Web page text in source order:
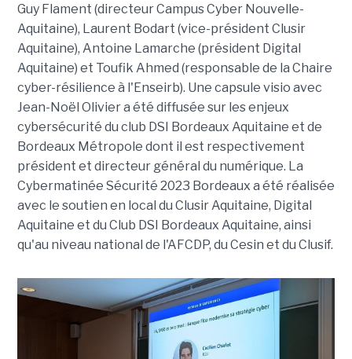
Guy Flament (directeur Campus Cyber Nouvelle-
Aquitaine), Laurent Bodart (vice-président Clusir
Aquitaine), Antoine Lamarche (président Digital
Aquitaine) et Toufik Ahmed (responsable de la Chaire
cyber-résilience à l'Enseirb). Une capsule visio avec
Jean-Noël Olivier a été diffusée sur les enjeux
cybersécurité du club DSI Bordeaux Aquitaine et de
Bordeaux Métropole dont il est respectivement
président et directeur général du numérique. La
Cybermatinée Sécurité 2023 Bordeaux a été réalisée
avec le soutien en local du Clusir Aquitaine, Digital
Aquitaine et du Club DSI Bordeaux Aquitaine, ainsi
qu'au niveau national de l'AFCDP, du Cesin et du Clusif.